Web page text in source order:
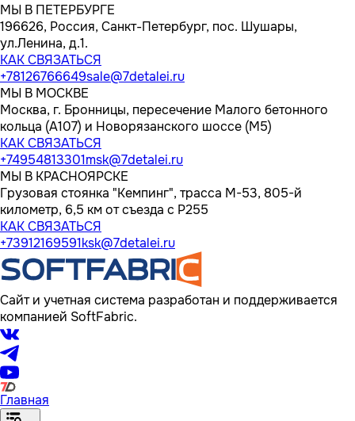
МЫ В ПЕТЕРБУРГЕ
196626, Россия, Санкт-Петербург, пос. Шушары,
ул.Ленина, д.1.
КАК СВЯЗАТЬСЯ
+78126766649sale@7detalei.ru
МЫ В МОСКВЕ
Москва, г. Бронницы, пересечение Малого бетонного
кольца (А107) и Новорязанского шоссе (М5)
КАК СВЯЗАТЬСЯ
+74954813301msk@7detalei.ru
МЫ В КРАСНОЯРСКЕ
Грузовая стоянка "Кемпинг", трасса M-53, 805-й
километр, 6,5 км от съезда с Р255
КАК СВЯЗАТЬСЯ
+73912169591ksk@7detalei.ru
Сайт и учетная система разработан и поддерживается
компанией SoftFabric.
Главная